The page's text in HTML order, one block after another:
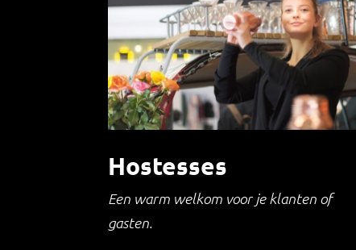
Hostesses
Een warm welkom voor je klanten of
gasten.